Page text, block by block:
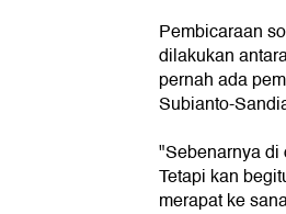
Pembicaraan
dilakukan
pernah ada
Subianto-
"Sebenarnya di
Tetapi kan
merapat ke